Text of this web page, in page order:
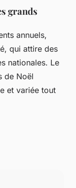
grands
annuels,
qui attire des
nationales. Le
de Noël
et variée tout